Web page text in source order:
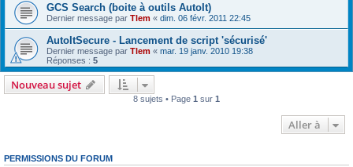
GCS Search (boite à outils AutoIt)
Dernier message par Tlem « dim. 06 févr. 2011 22:45
AutoItSecure - Lancement de script 'sécurisé'
Dernier message par Tlem « mar. 19 janv. 2010 19:38
Réponses : 5
Nouveau sujet
8 sujets • Page 1 sur 1
Aller à
PERMISSIONS DU FORUM